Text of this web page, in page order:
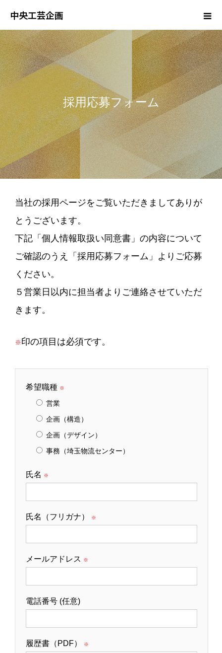
中央工芸企画
採用応募フォーム
当社の採用ページをご覧いただきましてありが
とうございます。
下記「個人情報取扱い同意書」の内容について
ご確認のうえ「採用応募フォーム」よりご応募
ください。
５営業日以内に担当者よりご連絡させていただ
きます。
※ 印の項目は必須です。
希望職種 ※
営業
企画（構造）
企画（デザイン）
事務（埼玉物流センター）
氏名 ※
氏名（フリガナ） ※
メールアドレス ※
電話番号 (任意)
履歴書（PDF） ※